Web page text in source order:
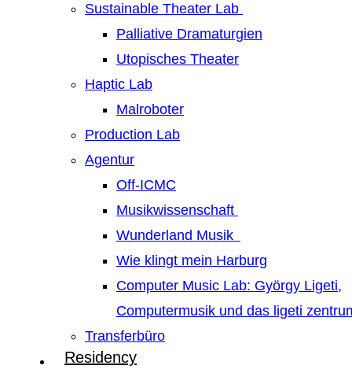
Sustainable Theater Lab
Palliative Dramaturgien
Utopisches Theater
Haptic Lab
Malroboter
Production Lab
Agentur
Off-ICMC
Musikwissenschaft
Wunderland Musik
Wie klingt mein Harburg
Computer Music Lab: György Ligeti,
Computermusik und das ligeti
Transferbüro
Residency